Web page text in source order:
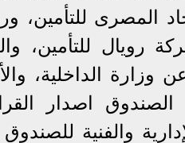
المصرى للتأمين،
رويال للتأمين،
الداخلية،
اصدار
والفنية